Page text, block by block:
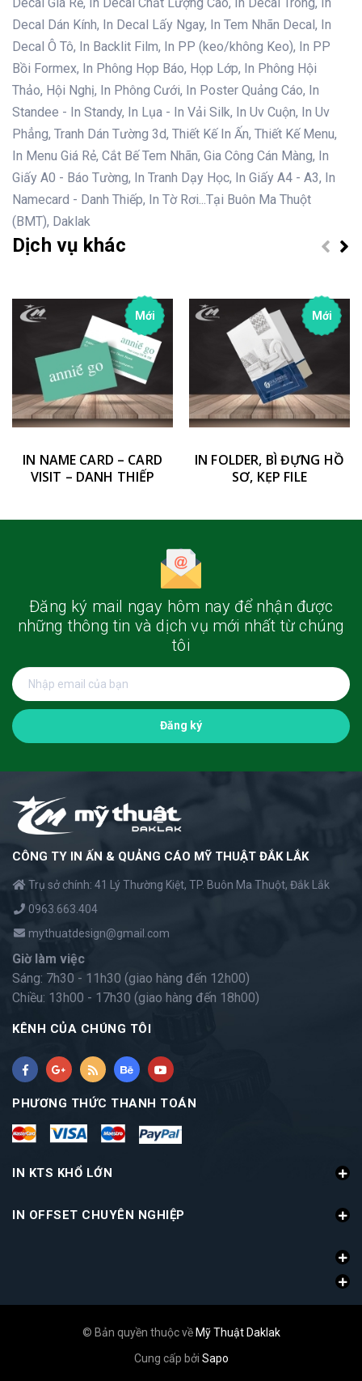
Decal Dán Kính, In Decal Lấy Ngay, In Tem Nhãn Decal, In
Decal Ô Tô, In Backlit Film, In PP (keo/không Keo), In PP
Bồi Formex, In Phông Họp Báo, Họp Lớp, In Phông Hội
Thảo, Hội Nghị, In Phông Cưới, In Poster Quảng Cáo, In
Standee - In Standy, In Lụa - In Vải Silk, In Uv Cuộn, In Uv
Phẳng, Tranh Dán Tường 3d, Thiết Kế In Ấn, Thiết Kế Menu,
In Menu Giá Rẻ, Cắt Bế Tem Nhãn, Gia Công Cán Màng, In
Giấy A0 - Báo Tường, In Tranh Dạy Học, In Giấy A4 - A3, In
Namecard - Danh Thiếp, In Tờ Rơi...Tại Buôn Ma Thuột
(BMT), Daklak
Dịch vụ khác
Mới
IN NAME CARD – CARD
VISIT – DANH THIẾP
Mới
IN FOLDER, BÌ ĐỰNG HỒ
SƠ, KẸP FILE
Đăng ký mail ngay hôm nay để nhận được
những thông tin và dịch vụ mới nhất từ chúng
tôi
Đăng ký
CÔNG TY IN ẤN & QUẢNG CÁO MỸ THUẬT ĐẮK LẮK
Trụ sở chính: 41 Lý Thường Kiệt, TP. Buôn Ma Thuột, Đắk Lắk
0963.663.404
mythuatdesign@gmail.com
Giờ làm việc
Sáng: 7h30 - 11h30 (giao hàng đến 12h00)
Chiều: 13h00 - 17h30 (giao hàng đến 18h00)
KÊNH CỦA CHÚNG TÔI
PHƯƠNG THỨC THANH TOÁN
IN KTS KHỔ LỚN
IN OFFSET CHUYÊN NGHIỆP
© Bản quyền thuộc về Mỹ Thuật Daklak
Cung cấp bởi Sapo